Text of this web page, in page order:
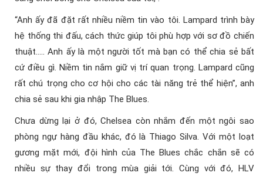
“Anh ấy đã đặt rất nhiều niềm tin vào tôi. Lampard trình bày
hệ thống thi đấu, cách thức giúp tôi phù hợp với sơ đồ chiến
thuật….. Anh ấy là một người tốt mà bạn có thể chia sẻ bất
cứ điều gì. Niềm tin nắm giữ vị trí quan trọng. Lampard cũng
rất chú trọng cho cơ hội cho các tài năng trẻ thể hiện”, anh
chia sẻ sau khi gia nhập The Blues.
Chưa dừng lại ở đó, Chelsea còn nhắm đến một ngôi sao
phòng ngự hàng đầu khác, đó là Thiago Silva. Với một loạt
gương mặt mới, đội hình của The Blues chắc chắn sẽ có
nhiều sự thay đổi trong mùa giải tới. Cùng với đó, HLV